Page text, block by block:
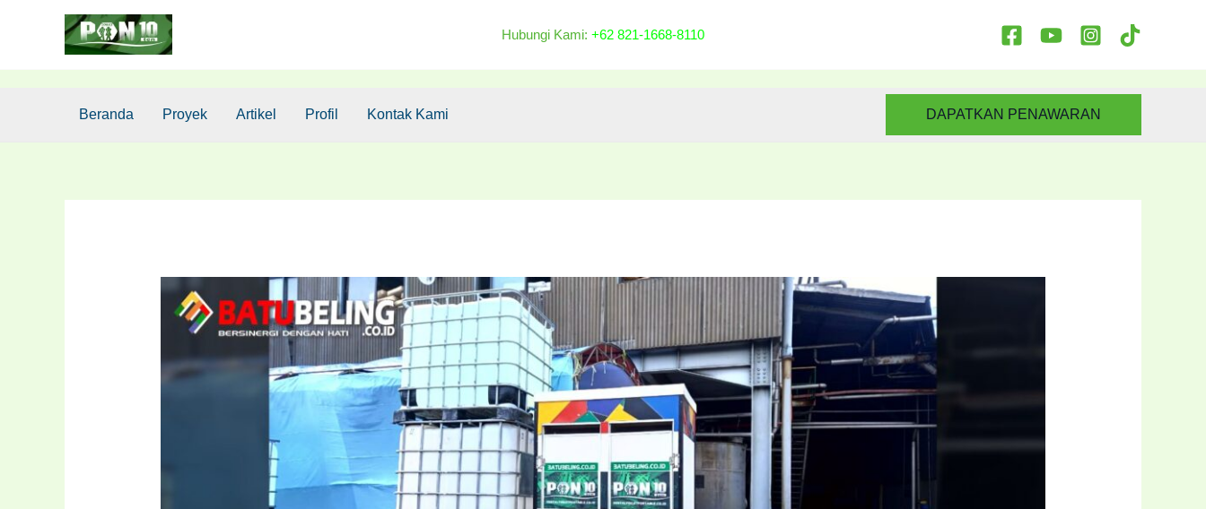
Hubungi Kami: +62 821-1668-8110
Beranda Proyek Artikel Profil Kontak Kami DAPATKAN PENAWARAN
navigation